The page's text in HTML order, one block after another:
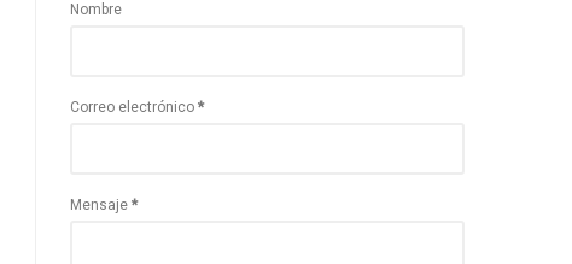
Nombre
Correo electrónico *
Mensaje *